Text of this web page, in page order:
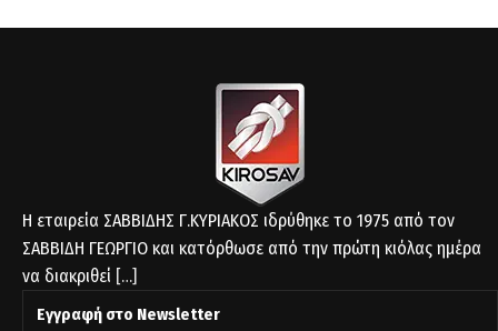
Η εταιρεία ΣΑΒΒΙΔΗΣ Γ.ΚΥΡΙΑΚΟΣ ιδρύθηκε το 1975 από τον
ΣΑΒΒΙΔΗ ΓΕΩΡΓΙΟ και κατόρθωσε από την πρώτη κιόλας ημέρα
να διακριθεί […]
Εγγραφή στο Newsletter